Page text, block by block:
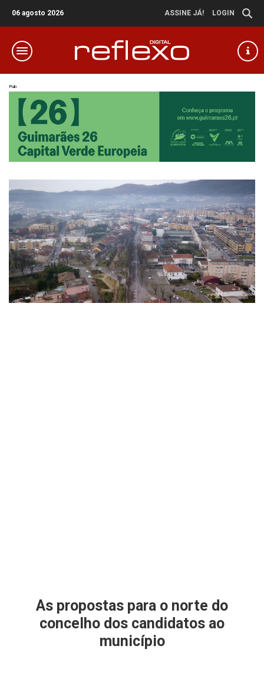
06 agosto 2026 ASSINE JÁ! LOGIN
Pub
As propostas para o norte do
concelho dos candidatos ao
município